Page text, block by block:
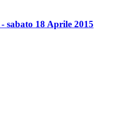
sabato 18 Aprile 2015